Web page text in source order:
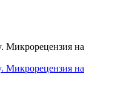
Микрорецензия на
Микрорецензия на